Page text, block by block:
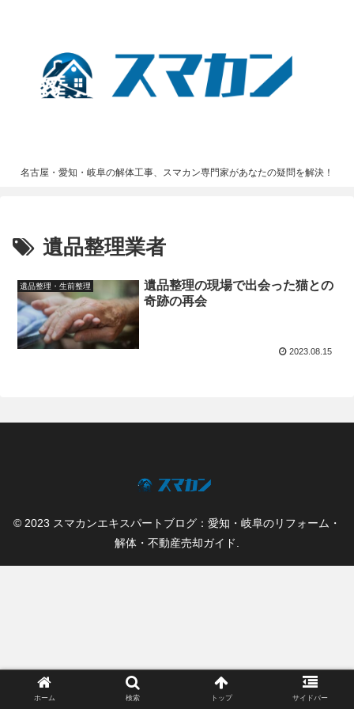
名古屋・愛知・岐阜の解体工事、スマカン専門家があなたの疑問を解決！
遺品整理業者
遺品整理・生前整理
遺品整理の現場で出会った猫との
奇跡の再会
2023.08.15
© 2023 スマカンエキスパートブログ：愛知・岐阜のリフォーム・
解体・不動産売却ガイド.
ホーム 検索 トップ サイドバー